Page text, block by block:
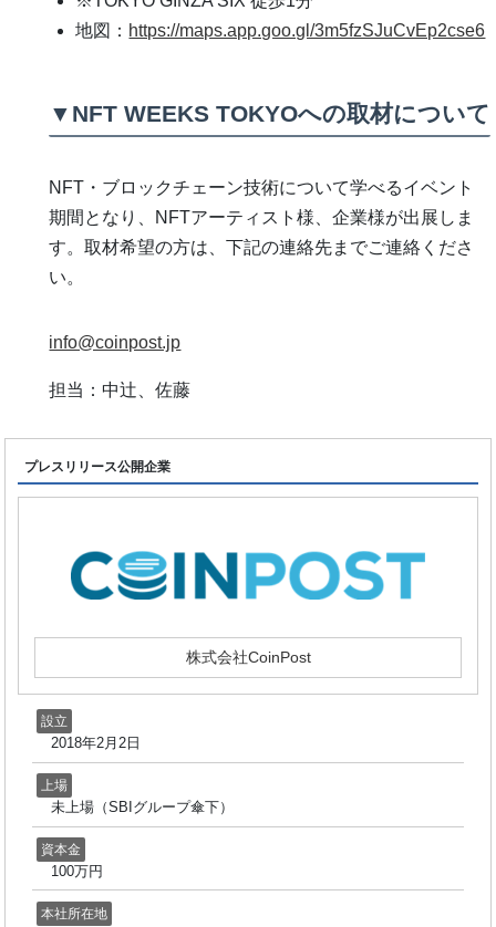
地図： https://maps.app.goo.gl/3m5fzSJuCvEp2cse6
▼NFT WEEKS TOKYOへの取材について
NFT・ブロックチェーン技術について学べるイベント
期間となり、NFTアーティスト様、企業様が出展しま
す。取材希望の方は、下記の連絡先までご連絡くださ
い。
info@coinpost.jp
担当：中辻、佐藤
プレスリリース公開企業
株式会社CoinPost
設立
2018年2月2日
上場
未上場（SBIグループ傘下）
資本金
100万円
本社所在地